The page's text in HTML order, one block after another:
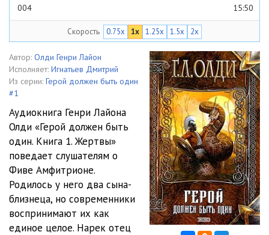
004 15:50
006 09:13
007 11:09
06:35
009 10:26
010 03:52
011 12:07
012 04:32
013 11:49
Скорость 0.75x 1x 1.25x 1.5x 2x
Автор: Олди Генри Лайон
Исполняет: Игнатьев Дмитрий
Из серии: Герой должен быть один
#1
Аудиокнига Генри Лайона
Олди «Герой должен быть
один. Книга 1. Жертвы»
поведает слушателям о
Фиве Амфитрионе.
Родилось у него два сына-
близнеца, но современники
воспринимают их как
единое целое. Нарек отец